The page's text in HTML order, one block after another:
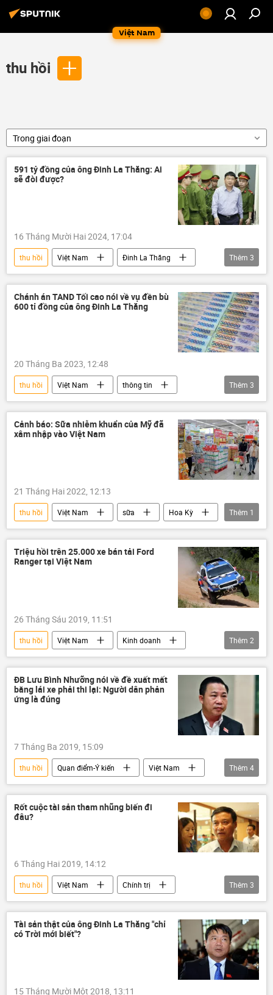
Việt Nam
thu hồi
Trong giai đoạn
591 tỷ đồng của ông Đinh La Thăng: Ai
sẽ đòi được?
16 Tháng Mười Hai 2024, 17:04
thu hồi Việt Nam
Đinh La Thăng
xét xử
PVN Pháp luật
Thêm 3
Chánh án TAND Tối cao nói về vụ đền bù
600 tỉ đồng của ông Đinh La Thăng
20 Tháng Ba 2023, 12:48
thu hồi Việt Nam
thông tin
Сuộc chiến chống tham nhũng ở Việt Nam
tài sản
Pháp luật
Thêm 3
Cảnh báo: Sữa nhiễm khuẩn của Mỹ đã
xâm nhập vào Việt Nam
21 Tháng Hai 2022, 12:13
thu hồi Việt Nam sữa
Hoa Kỳ
nhiễm khuẩn
Thêm 1
Triệu hồi trên 25.000 xe bán tải Ford
Ranger tại Việt Nam
26 Tháng Sáu 2019, 11:51
thu hồi Việt Nam
Kinh doanh
Ford
xe hơi
Thêm 2
ĐB Lưu Bình Nhưỡng nói về đề xuất mất
bằng lái xe phải thi lại: Người dân phản
ứng là đúng
7 Tháng Ba 2019, 15:09
thu hồi Quan điểm-Ý kiến
Việt Nam
Xã hội
Lưu Bình Nhưỡng
Nguyễn Văn Thể
bằng lái xe
Thêm 4
Rốt cuộc tài sản tham nhũng biến đi
đâu?
6 Tháng Hai 2019, 14:12
thu hồi Việt Nam
Chính trị
Bùi Văn Xuyền
kê khai tài sản
tham nhũng
Thêm 3
Tài sản thật của ông Đinh La Thăng "chỉ
có Trời mới biết"?
15 Tháng Mười Một 2018, 13:11